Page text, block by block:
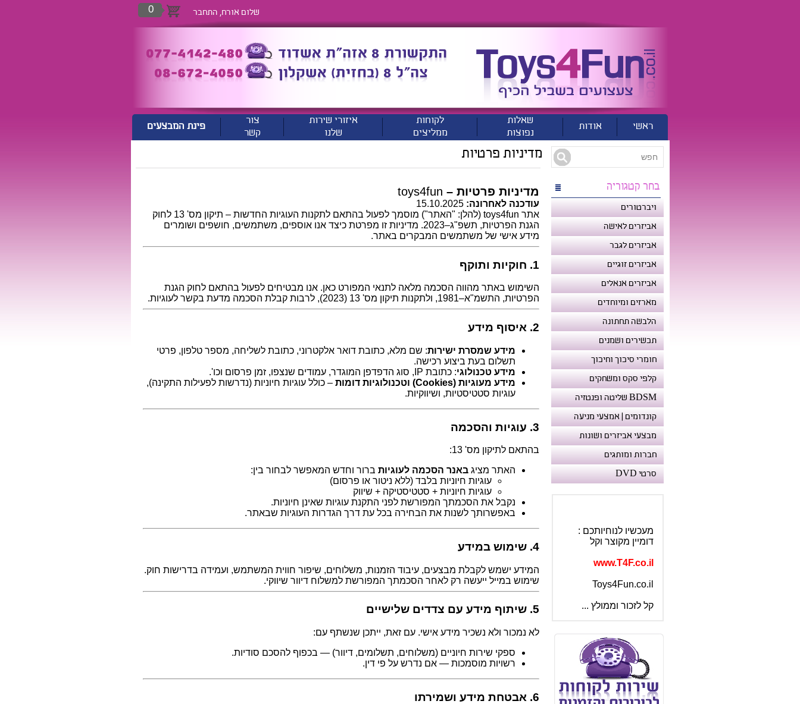
שלום אורח, התחבר 0
ראשי אודות
שאלות
נפוצות
לקוחות
ממליצים
איזורי שירות
שלנו
צור
קשר
פינת המבצעים
בחר קטגוריה
ויברטורים
אביזרים לאישה
אביזרים לגבר
אביזרים זוגיים
אביזרים אנאלים
מארזים ומיוחדים
הלבשה תחתונה
תכשירים ושמנים
חומרי סיכוך וחיכוך
קלפי סקס ומשחקים
BDSM שליטה ופנטזיה
קונדומים | אמצעי מניעה
מבצעי אביזרים ושונות
חברות ומותגים
סרטי DVD
דומיין מקוצר וקל
מדיניות פרטיות
מדיניות פרטיות – toys4fun
עודכנה לאחרונה: ‎15.10.2025
אתר toys4fun (להלן: "האתר") מוסמך לפעול בהתאם לתקנות העוגיות החדשות – תיקון מס' 13 לחוק
הגנת הפרטיות, תשפ"ג–2023. מדיניות זו מפרטת כיצד אנו אוספים, משתמשים, חושפים ושומרים
מידע אישי של משתמשים המבקרים באתר.
1. חוקיות ותוקף
השימוש באתר מהווה הסכמה מלאה לתנאי המפורט כאן. אנו מבטיחים לפעול בהתאם לחוק הגנת
הפרטיות, התשמ"א–1981, ולתקנות תיקון מס' 13 (2023), לרבות קבלת הסכמה מדעת בקשר לעוגיות.
2. איסוף מידע
מידע שמסרת ישירות: שם מלא, כתובת דואר אלקטרוני, כתובת לשליחה, מספר טלפון, פרטי
תשלום בעת ביצוע רכישה.
מידע טכנולוגי: כתובת IP, סוג הדפדפן המוגדר, עמודים שנצפו, זמן פרסום וכו'.
מידע מעוגיות (Cookies) וטכנולוגיות דומות
– כולל עוגיות חיוניות (נדרשות לפעילות התקינה),
עוגיות סטטיסטיות, ושיווקיות.
3. עוגיות והסכמה
בהתאם לתיקון מס' 13:
האתר מציגבאנר הסכמה לעוגיות ברור וחדש המאפשר לבחור בין:
עוגיות חיוניות בלבד (ללא ניטור או פרסום)
עוגיות חיוניות + סטטיסטיקה + שיווק
נקבל את הסכמתך המפורשת לפני התקנת עוגיות שאינן חיוניות.
באפשרותך לשנות את הבחירה בכל עת דרך הגדרות העוגיות שבאתר.
4. שימוש במידע
המידע ישמש לקבלת מבצעים, עיבוד הזמנות, משלוחים, שיפור חווית המשתמש, ועמידה בדרישות חוק.
שימוש במייל ייעשה רק לאחר הסכמתך המפורשת למשלוח דיוור שיווקי.
5. שיתוף מידע עם צדדים שלישיים
לא נמכור ולא נשכיר מידע אישי. עם זאת, ייתכן שנשתף עם:
ספקי שירות חיוניים (משלוחים, תשלומים, דיוור) — בכפוף להסכם סודיות.
רשויות מוסמכות — אם נדרש על פי דין.
6. אבטחת מידע ושמירתו